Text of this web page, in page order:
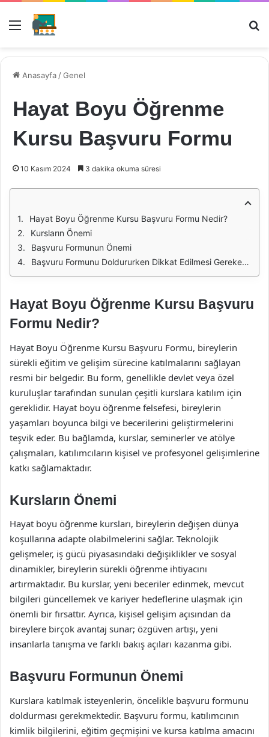
Menü
Anasayfa /Genel
Hayat Boyu Öğrenme
Kursu Başvuru Formu
10 Kasım 2024 3 dakika okuma süresi
Hayat Boyu Öğrenme Kursu Başvuru Formu Nedir?
Kursların Önemi
Başvuru Formunun Önemi
Başvuru Formunu Doldururken Dikkat Edilmesi Gerekenler
Hayat Boyu Öğrenme Kursu Başvuru
Formu Nedir?
Hayat Boyu Öğrenme Kursu Başvuru Formu, bireylerin
sürekli eğitim ve gelişim sürecine katılmalarını sağlayan
resmi bir belgedir. Bu form, genellikle devlet veya özel
kuruluşlar tarafından sunulan çeşitli kurslara katılım için
gereklidir. Hayat boyu öğrenme felsefesi, bireylerin
yaşamları boyunca bilgi ve becerilerini geliştirmelerini
teşvik eder. Bu bağlamda, kurslar, seminerler ve atölye
çalışmaları, katılımcıların kişisel ve profesyonel gelişimlerine
katkı sağlamaktadır.
Kursların Önemi
Hayat boyu öğrenme kursları, bireylerin değişen dünya
koşullarına adapte olabilmelerini sağlar. Teknolojik
gelişmeler, iş gücü piyasasındaki değişiklikler ve sosyal
dinamikler, bireylerin sürekli öğrenme ihtiyacını
artırmaktadır. Bu kurslar, yeni beceriler edinmek, mevcut
bilgileri güncellemek ve kariyer hedeflerine ulaşmak için
önemli bir fırsattır. Ayrıca, kişisel gelişim açısından da
bireylere birçok avantaj sunar; özgüven artışı, yeni
insanlarla tanışma ve farklı bakış açıları kazanma gibi.
Başvuru Formunun Önemi
Kurslara katılmak isteyenlerin, öncelikle başvuru formunu
doldurması gerekmektedir. Başvuru formu, katılımcının
kimlik bilgilerini, eğitim geçmişini ve kursa katılma amacını